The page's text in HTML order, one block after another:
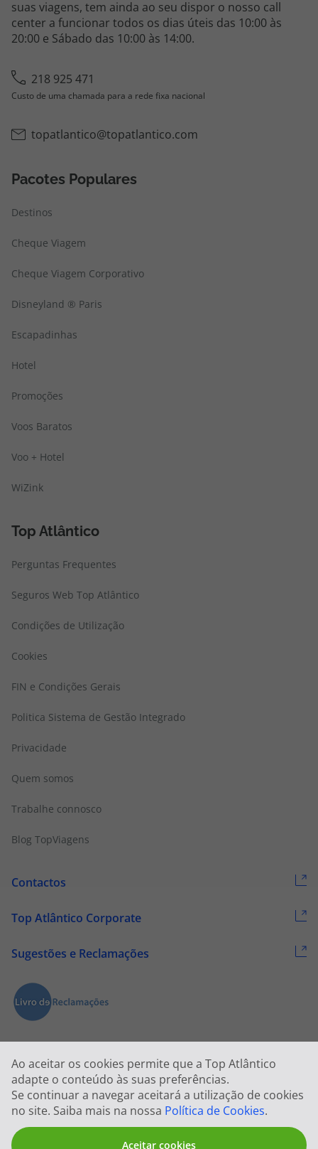
Ao aceitar os cookies permite que a Top Atlântico
adapte o conteúdo às suas preferências.
Se continuar a navegar aceitará a utilização de cookies
no site. Saiba mais na nossa Política de Cookies.
Aceitar cookies
suas viagens, tem ainda ao seu dispor o nosso call
center a funcionar todos os dias úteis das 10:00 às
20:00 e Sábado das 10:00 às 14:00.
218 925 471
Custo de uma chamada para a rede fixa nacional
topatlantico@topatlantico.com
Pacotes Populares
Destinos
Cheque Viagem
Cheque Viagem Corporativo
Disneyland ® Paris
Escapadinhas
Hotel
Promoções
Voos Baratos
Voo + Hotel
WiZink
Top Atlântico
Perguntas Frequentes
Seguros Web Top Atlântico
Condições de Utilização
Cookies
FIN e Condições Gerais
Politica Sistema de Gestão Integrado
Privacidade
Quem somos
Trabalhe connosco
Blog TopViagens
Contactos
Top Atlântico Corporate
Sugestões e Reclamações
2026 © Todos os direitos reservados:Top Atlântico, Viagens e Turismo